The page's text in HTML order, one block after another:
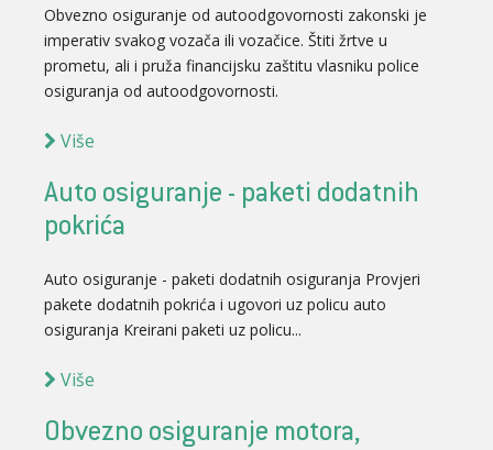
Obvezno osiguranje od autoodgovornosti zakonski je
imperativ svakog vozača ili vozačice. Štiti žrtve u
prometu, ali i pruža financijsku zaštitu vlasniku police
osiguranja od autoodgovornosti.
Više
Auto osiguranje - paketi dodatnih
pokrića
Auto osiguranje - paketi dodatnih osiguranja Provjeri
pakete dodatnih pokrića i ugovori uz policu auto
osiguranja Kreirani paketi uz policu...
Više
Obvezno osiguranje motora,